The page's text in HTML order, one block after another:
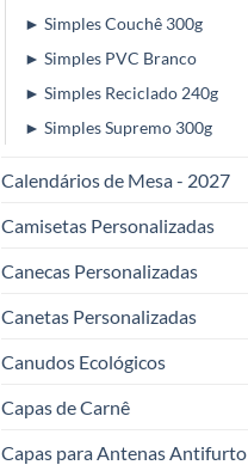
► Simples Couchê 300g
► Simples PVC Branco
► Simples Reciclado 240g
► Simples Supremo 300g
Calendários de Mesa - 2027
Camisetas Personalizadas
Canecas Personalizadas
Canetas Personalizadas
Canudos Ecológicos
Capas de Carnê
Capas para Antenas Antifurto